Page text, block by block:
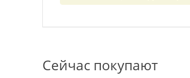
Сейчас покупают